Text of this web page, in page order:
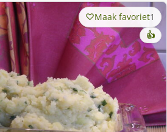
Maak favoriet1
👍